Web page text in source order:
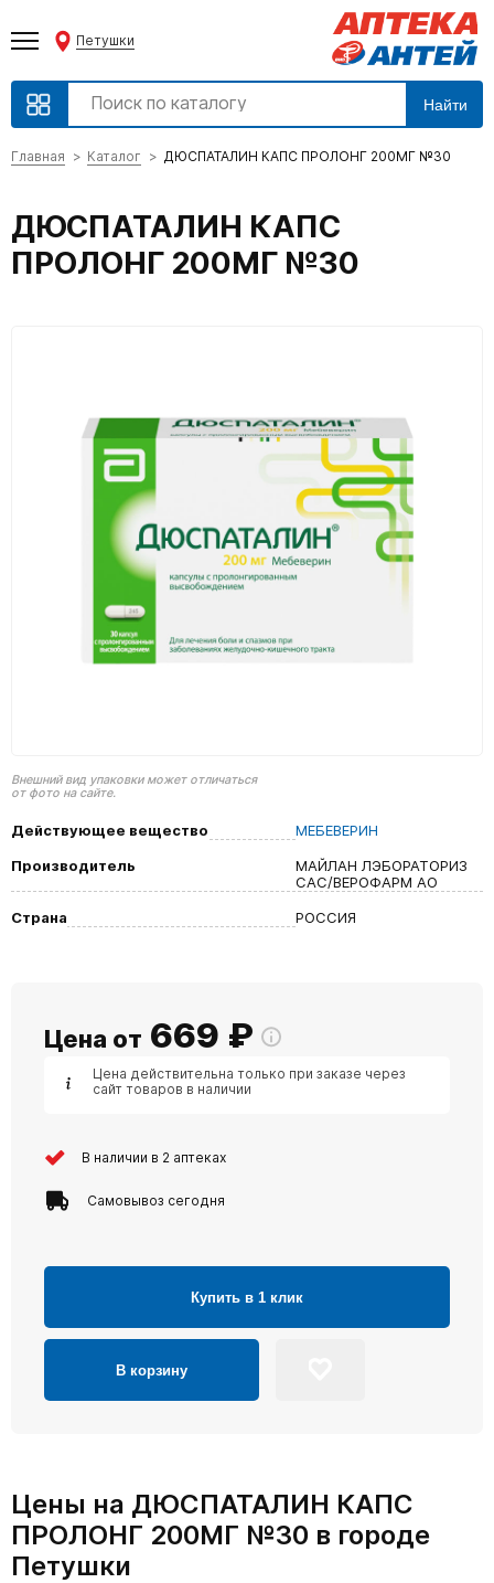
Петушки
Найти
Главная Каталог ДЮСПАТАЛИН КАПС ПРОЛОНГ 200МГ №30
ДЮСПАТАЛИН КАПС
ПРОЛОНГ 200МГ №30
Внешний вид упаковки может отличаться
от фото на сайте.
Действующее вещество
МЕБЕВЕРИН
Производитель
МАЙЛАН ЛЭБОРАТОРИЗ
САС/ВЕРОФАРМ АО
Страна
РОССИЯ
Цена от 669 ₽
Цена действительна только при заказе через
сайт товаров в наличии
В наличии в 2 аптеках
Самовывоз сегодня
Купить в 1 клик
В корзину
Цены на ДЮСПАТАЛИН КАПС
ПРОЛОНГ 200МГ №30 в городе
Петушки